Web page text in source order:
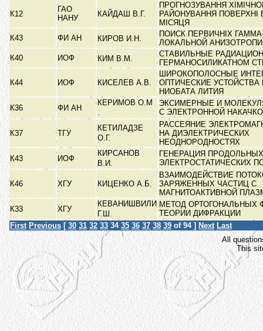
К12
ГАО
НАНУ
КАЙДАШ В.Г.
ПРОГНОЗУВАННЯ
РАЙОНУВАННЯ ПОВЕРХНІ
МІСЯЦЯ
К43
ФИ АН КИРОВ И.Н.
ПОИСК ПЕРВИЧНІХ
ЛОКАЛЬНОЙ
К40
ИОФ КИМ В.М.
СТАВИЛЬНЫЕ
ГЕРМАНОСИЛИКАТНОМ
К44 ИОФ КИСЕЛЕВ А.В.
ШИРОКОПОЛОСНЫЕ
ОПТИЧЕСКИЕ
НИОБАТА ЛИТИЯ
К36
ФИ АН
КЕРИМОВ О.М
.
ЭКСИМЕРНЫЕ И
С ЭЛЕКТРОННОЙ
К37 ТГУ
КЕТИЛАДЗЕ
О.Г.
РАССЕЯНИЕ
НА ДИЭЛЕКТРИЧЕСКИХ
НЕОДНОРОДНОСТЯХ
К43
ИОФ
КИРСАНОВ
В.И.
ГЕНЕРАЦИЯ
ЭЛЕКТРОСТАТИЧЕСКИХ
К46 ХГУ КИЦЕНКО А.Б.
ВЗАИМОДЕЙСТВИЕ
ЗАРЯЖЕННЫХ ЧАСТИЦ С
МАГНИТОАКТИВНОЙ
К33
ХГУ
КЕВАНИШВИЛИ
Г.Ш.
МЕТОД ОРТОГОНАЛЬНЫХ
ТЕОРИИ ДИФРАКЦИИ
First Previous [ 30 31 32 33 34 35 36 37 38 39 of 94 ] Next Last
All
This